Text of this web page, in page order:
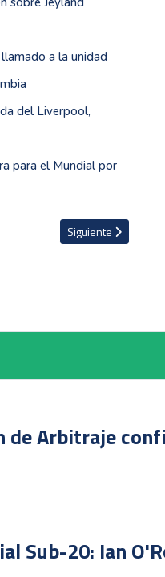
a la unidad
del Liverpool,
para el Mundial por
Rica 2026 busca
Artículo siguiente:
Siguiente
de Arbitraje
Sub-20: Ian